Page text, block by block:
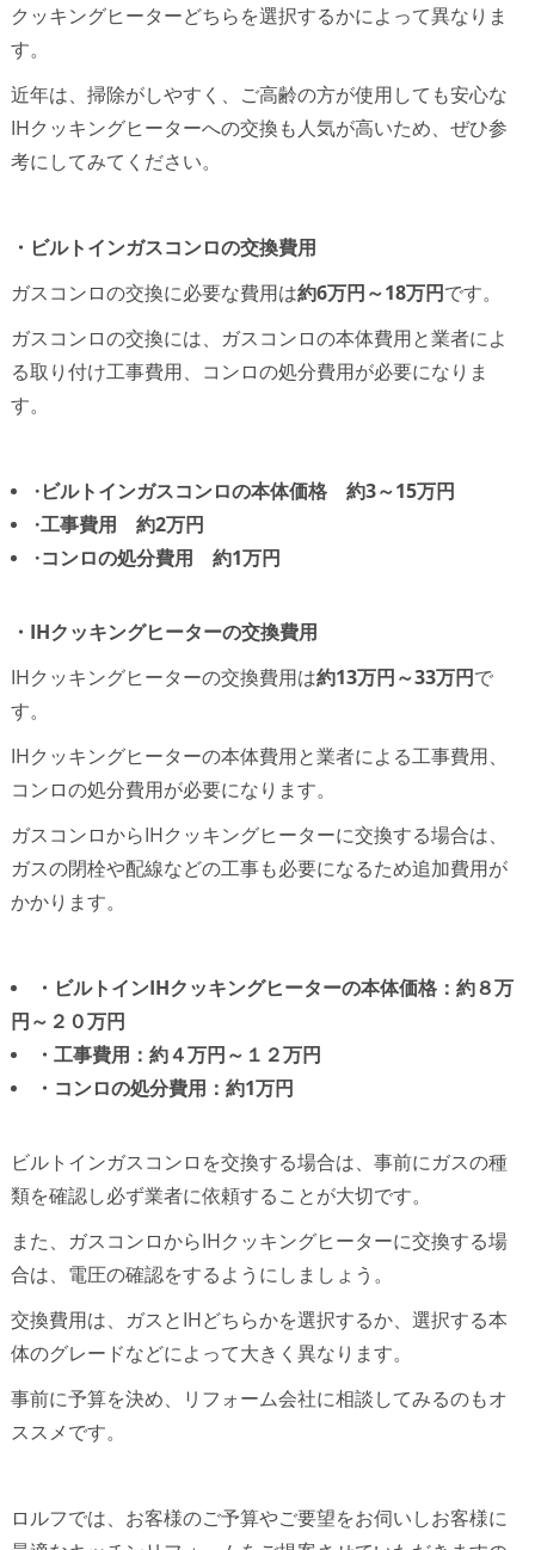
クッキングヒーターどちらを選択するかによって異なりま
す。
近年は、掃除がしやすく、ご高齢の方が使用しても安心な
IHクッキングヒーターへの交換も人気が高いため、ぜひ参
考にしてみてください。
・ビルトインガスコンロの交換費用
ガスコンロの交換に必要な費用は約6万円～18万円です。
ガスコンロの交換には、ガスコンロの本体費用と業者によ
る取り付け工事費用、コンロの処分費用が必要になりま
す。
·ビルトインガスコンロの本体価格 約3～15万円
·工事費用 約2万円
·コンロの処分費用 約1万円
・IHクッキングヒーターの交換費用
IHクッキングヒーターの交換費用は約13万円～33万円で
す。
IHクッキングヒーターの本体費用と業者による工事費用、
コンロの処分費用が必要になります。
ガスコンロからIHクッキングヒーターに交換する場合は、
ガスの閉栓や配線などの工事も必要になるため追加費用が
かかります。
・ビルトインIHクッキングヒーターの本体価格：約８万
円～２０万円
・工事費用：約４万円～１２万円
・コンロの処分費用：約1万円
ビルトインガスコンロを交換する場合は、事前にガスの種
類を確認し必ず業者に依頼することが大切です。
また、ガスコンロからIHクッキングヒーターに交換する場
合は、電圧の確認をするようにしましょう。
交換費用は、ガスとIHどちらかを選択するか、選択する本
体のグレードなどによって大きく異なります。
事前に予算を決め、リフォーム会社に相談してみるのもオ
ススメです。
ロルフでは、お客様のご予算やご要望をお伺いしお客様に